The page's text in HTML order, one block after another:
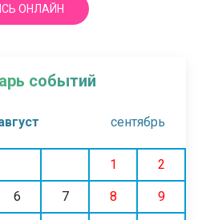
ОНЛАЙН
событий
сентябрь
1 2
6 7 8 9